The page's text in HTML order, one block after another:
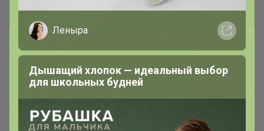
Трендовая корейская косметика от
Celimax и Derma Factory
Короткий путь к идеальной коже
Леныра
Леныра
Дышащий хлопок — идеальный выбор
для школьных будней